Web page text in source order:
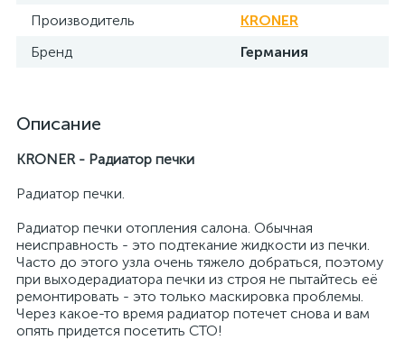
Производитель
KRONER
Бренд
Германия
Описание
KRONER - Радиатор печки
Радиатор печки.
Радиатор печки отопления салона. Обычная
неисправность - это подтекание жидкости из печки.
Часто до этого узла очень тяжело добраться, поэтому
при выходерадиатора печки из строя не пытайтесь её
ремонтировать - это только маскировка проблемы.
Через какое-то время радиатор потечет снова и вам
опять придется посетить СТО!